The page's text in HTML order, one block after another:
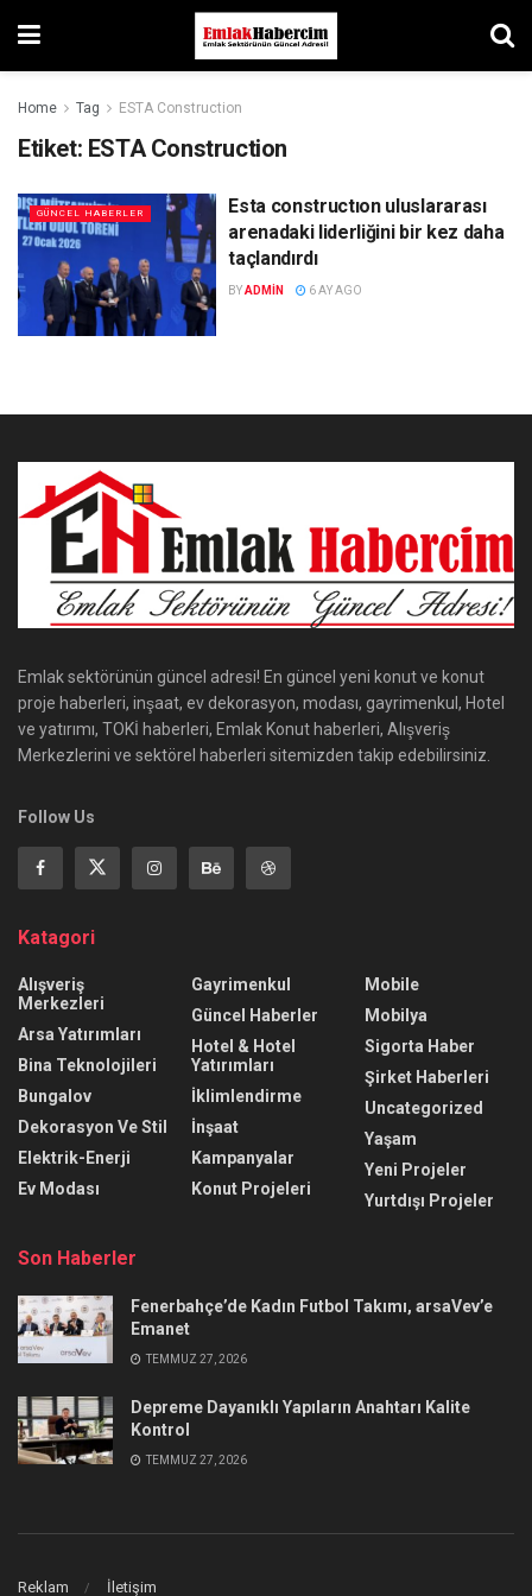
Home Tag ESTA Construction
Etiket: ESTA Construction
GÜNCEL HABERLER
Esta constructıon uluslararası
arenadaki liderliğini bir kez daha
taçlandırdı
BYADMIN 6 AY AGO
Emlak sektörünün güncel adresi! En güncel yeni konut ve konut
proje haberleri, inşaat, ev dekorasyon, modası, gayrimenkul, Hotel
ve yatırımı, TOKİ haberleri, Emlak Konut haberleri, Alışveriş
Merkezlerini ve sektörel haberleri sitemizden takip edebilirsiniz.
Follow Us
Katagori
Alışveriş
Merkezleri
Arsa Yatırımları
Bina Teknolojileri
Bungalov
Dekorasyon Ve Stil
Elektrik-Enerji
Ev Modası
Gayrimenkul
Güncel Haberler
Hotel & Hotel
Yatırımları
İklimlendirme
İnşaat
Kampanyalar
Konut Projeleri
Mobile
Mobilya
Sigorta Haber
Şirket Haberleri
Uncategorized
Yaşam
Yeni Projeler
Yurtdışı Projeler
Son Haberler
Fenerbahçe’de Kadın Futbol Takımı, arsaVev’e
Emanet
TEMMUZ 27, 2026
Depreme Dayanıklı Yapıların Anahtarı Kalite
Kontrol
TEMMUZ 27, 2026
Reklam İletişim